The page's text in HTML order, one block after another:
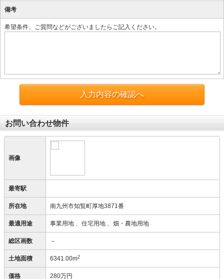
備考
希望条件、ご質問などがございましたらご記入ください。
入力内容の確認へ
お問い合わせ物件
画像
最寄駅
所在地 南九州市知覧町厚地3871番
最適用途 事業用地 、住宅用地 、畑・農地用地
総区画数 －
土地面積 6341.00m2
価格 280万円